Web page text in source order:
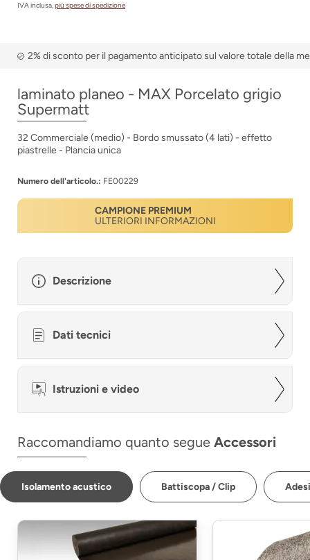
IVA inclusa,più spese di spedizione
2% di sconto per il pagamento anticipato sul valore totale della
laminato planeo - MAX Porcelato grigio
Supermatt
32 Commerciale (medio) - Bordo smussato (4 lati) - effetto
piastrelle - Plancia unica
Numero dell'articolo.: FE00229
CAMPIONE PREMIUM
ULTERIORI INFORMAZIONI
Descrizione
Dati tecnici
Istruzioni e video
Raccomandiamo quanto segue Accessori
Isolamento acustico Battiscopa / Clip